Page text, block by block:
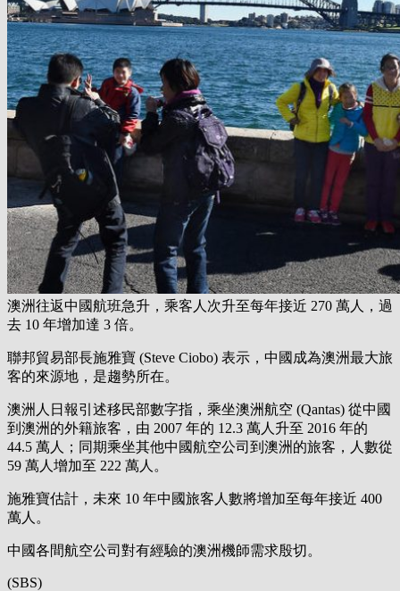
澳洲往返中國航班急升，乘客人次升至每年接近 270 萬人，過
去 10 年增加達 3 倍。
聯邦貿易部長施雅寶 (Steve Ciobo) 表示，中國成為澳洲最大旅
客的來源地，是趨勢所在。
澳洲人日報引述移民部數字指，乘坐澳洲航空 (Qantas) 從中國
到澳洲的外籍旅客，由 2007 年的 12.3 萬人升至 2016 年的
44.5 萬人；同期乘坐其他中國航空公司到澳洲的旅客，人數從
59 萬人增加至 222 萬人。
施雅寶估計，未來 10 年中國旅客人數將增加至每年接近 400
萬人。
中國各間航空公司對有經驗的澳洲機師需求殷切。
(SBS)